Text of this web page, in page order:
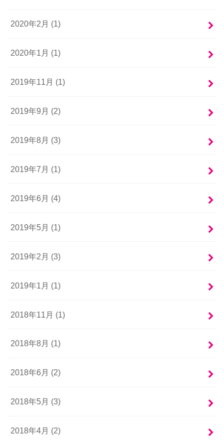
2020年2月 (1)
2020年1月 (1)
2019年11月 (1)
2019年9月 (2)
2019年8月 (3)
2019年7月 (1)
2019年6月 (4)
2019年5月 (1)
2019年2月 (3)
2019年1月 (1)
2018年11月 (1)
2018年8月 (1)
2018年6月 (2)
2018年5月 (3)
2018年4月 (2)